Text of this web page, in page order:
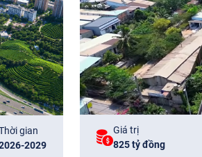
gian
2029
Giá trị
825 tỷ đồng